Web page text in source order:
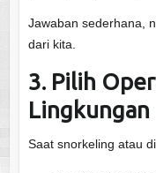
Jawaban sederhana,
dari kita.
3. Pilih
Lingkungan
Saat snorkeling atau